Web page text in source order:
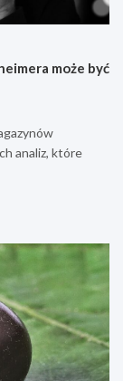
może być
analiz, które